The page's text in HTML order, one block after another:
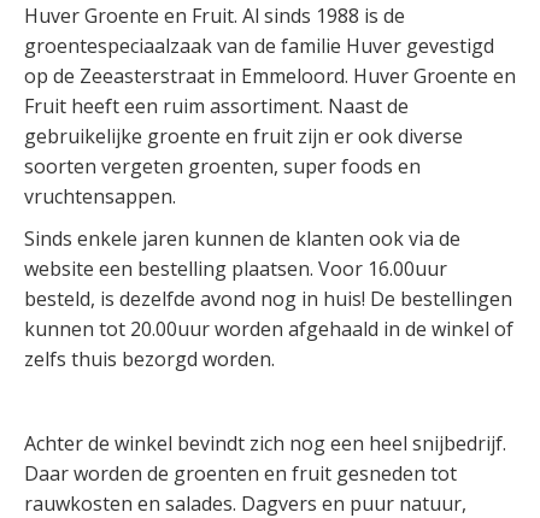
Huver Groente en Fruit. Al sinds 1988 is de
groentespeciaalzaak van de familie Huver gevestigd
op de Zeeasterstraat in Emmeloord. Huver Groente en
Fruit heeft een ruim assortiment. Naast de
gebruikelijke groente en fruit zijn er ook diverse
soorten vergeten groenten, super foods en
vruchtensappen.
Sinds enkele jaren kunnen de klanten ook via de
website een bestelling plaatsen. Voor 16.00uur
besteld, is dezelfde avond nog in huis! De bestellingen
kunnen tot 20.00uur worden afgehaald in de winkel of
zelfs thuis bezorgd worden.
Achter de winkel bevindt zich nog een heel snijbedrijf.
Daar worden de groenten en fruit gesneden tot
rauwkosten en salades. Dagvers en puur natuur,